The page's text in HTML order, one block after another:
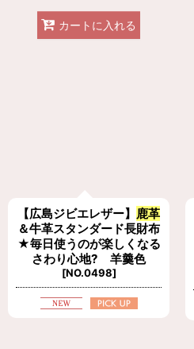
カートに入れる
【広島ジビエレザー】 鹿革
＆牛革スタンダード長財布
★毎日使うのが楽しくなる
さわり心地? 羊羹色
[NO.0498]